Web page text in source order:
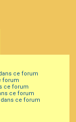
ce forum
forum
ce forum
ce forum
ce forum